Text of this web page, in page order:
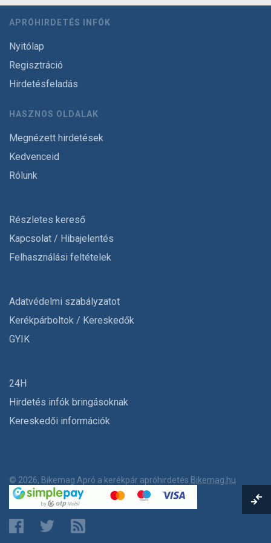
APRÓHIRDETÉS INFÓK
Nyitólap
Regisztráció
Hirdetésfeladás
HASZNOS OLDALAK
Megnézett hirdetések
Kedvenceid
Rólunk
Részletes kereső
Kapcsolat / Hibajelentés
Felhasználási feltételek
Adatvédelmi szabályzatot
Kerékpárboltok / Kereskedők
GYIK
24H
Hirdetés infók bringásoknak
Kereskedői információk
© 2026, Bikemag Apró a kerékpár apróhirdetés Bikemag.hu